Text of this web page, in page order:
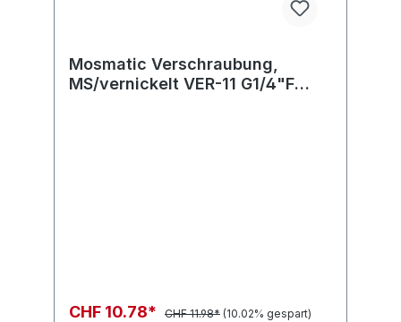
Mosmatic Verschraubung,
MS/vernickelt VER-11 G1/4"F
CHF 10.78* CHF 11.98* (10.02% gespart)